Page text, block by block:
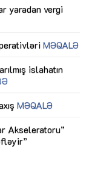
yaradan vergi
MƏQALƏ
islahatın
MƏQALƏ
Akseleratoru”